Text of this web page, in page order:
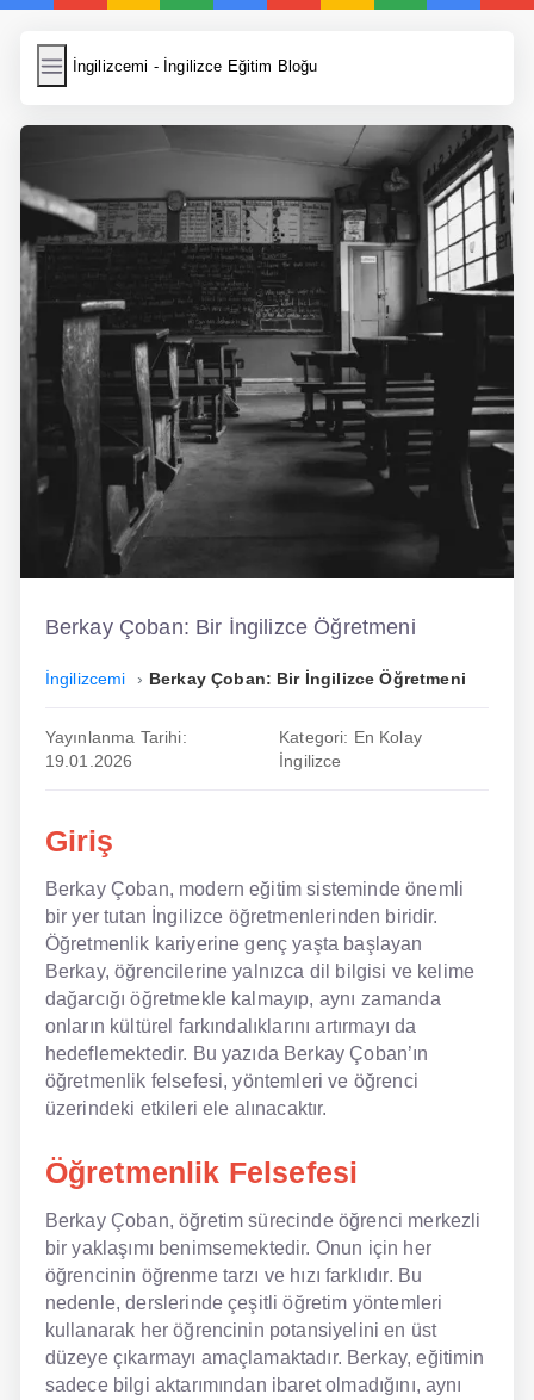
İngilizcemi - İngilizce Eğitim Bloğu
İngilizcemi
Wordpress Cache
İngilizce Yemek Tarifleri
İngilizce Şarkı Sözleri
5 Günde İngilizce
Bilinçaltı İngilizce
İngilizce Biyografiler
İngilizce
Dil Eğitimi
En Kolay İngilizce
Hipnozla İngilizce
Hızlı İngilizce
İngilizce Kursu Yorum
NLP İngilizce
Offline İngilizce
Online İngilizce
Sözlük
Tavsiyeler
Gizlilik Politikası
Berkay Çoban: Bir İngilizce Öğretmeni
İngilizcemi Berkay Çoban: Bir İngilizce Öğretmeni
Yayınlanma Tarihi:
19.01.2026
Kategori: En Kolay
İngilizce
Giriş
Berkay Çoban, modern eğitim sisteminde önemli
bir yer tutan İngilizce öğretmenlerinden biridir.
Öğretmenlik kariyerine genç yaşta başlayan
Berkay, öğrencilerine yalnızca dil bilgisi ve kelime
dağarcığı öğretmekle kalmayıp, aynı zamanda
onların kültürel farkındalıklarını artırmayı da
hedeflemektedir. Bu yazıda Berkay Çoban’ın
öğretmenlik felsefesi, yöntemleri ve öğrenci
üzerindeki etkileri ele alınacaktır.
Öğretmenlik Felsefesi
Berkay Çoban, öğretim sürecinde öğrenci merkezli
bir yaklaşımı benimsemektedir. Onun için her
öğrencinin öğrenme tarzı ve hızı farklıdır. Bu
nedenle, derslerinde çeşitli öğretim yöntemleri
kullanarak her öğrencinin potansiyelini en üst
düzeye çıkarmayı amaçlamaktadır. Berkay, eğitimin
sadece bilgi aktarımından ibaret olmadığını, aynı